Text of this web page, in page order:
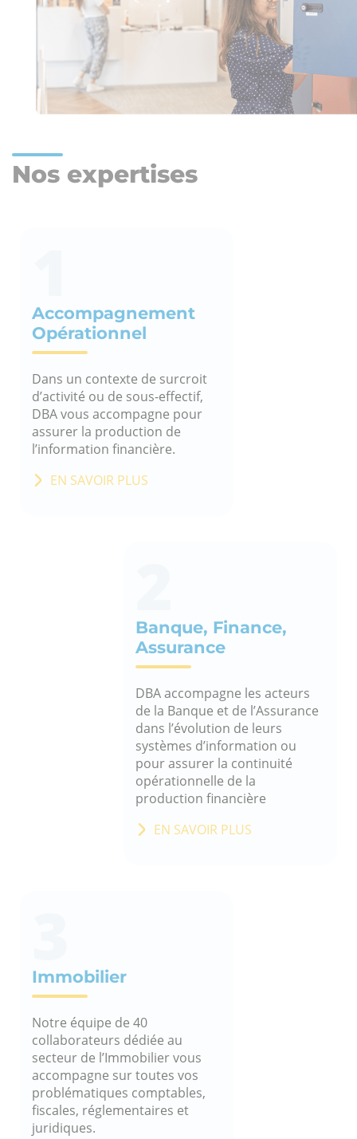
Nos expertises
Accompagnement
Opérationnel
Dans un contexte de surcroit
d’activité ou de sous-effectif,
DBA vous accompagne pour
assurer la production de
l’information financière.
EN SAVOIR PLUS
Banque, Finance,
Assurance
DBA accompagne les acteurs
de la Banque et de l’Assurance
dans l’évolution de leurs
systèmes d’information ou
pour assurer la continuité
opérationnelle de la
production financière
EN SAVOIR PLUS
Immobilier
Notre équipe de 40
collaborateurs dédiée au
secteur de l’Immobilier vous
accompagne sur toutes vos
problématiques comptables,
fiscales, réglementaires et
juridiques.